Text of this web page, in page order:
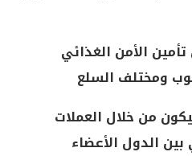
الأمن الغذائي
ومختلف السلع
من خلال العملات
بين الدول الأعضاء